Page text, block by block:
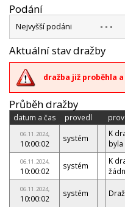
Podání
Nejvyšší podáni - - -
Aktuální stav dražby
dražba již proběhla
Průběh dražby
datum a čas provedl
06.11.2024,
10:00:02
systém
K
byla
06.11.2024,
10:00:02
systém
K
06.11.2024,
10:00:02
systém